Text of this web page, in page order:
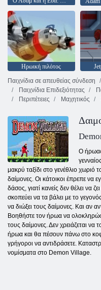
Ηρωική πιλότος
Παιχνίδια σε απευθείας σύνδεση
Παιχνίδια Επιδεξιότητας
Περιπέτειες
Μαχητικός
Ο ήρωας
μακρύ ταξίδι στο γενέθλιο χωριό
δαίμονες. Οι κάτοικοι έπρεπε να
δάσος, γιατί κανείς δεν θέλει να
σκοπεύει να τα βάλει με το
να διώξει τους δαίμονες. Και αν
Βοηθήστε τον ήρωα να
τους δαίμονες. Δεν χρειάζεται να
ήρωα και θα πέσουν πάνω στο
γρήγοροι να αντιδράσετε.
νομίσματα στο Demon Village.